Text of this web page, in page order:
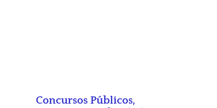
Concursos Públicos,